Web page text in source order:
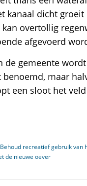
kanaal dicht groeit
overtollig
afgevoerd
de gemeente wordt
maar
een sloot het
Behoud recreatief gebruik van
de nieuwe oever